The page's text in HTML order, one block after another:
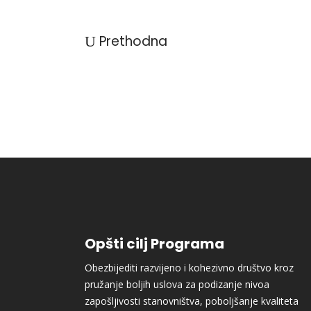
Prethodna
Opšti cilj Programa
Obezbijediti razvijeno i kohezivno društvo kroz
pružanje boljih uslova za podizanje nivoa
zapošljivosti stanovništva, poboljšanje kvaliteta